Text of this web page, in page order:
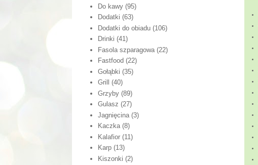
Do kawy (95)
Dodatki (63)
Dodatki do obiadu (106)
Drinki (41)
Fasola szparagowa (22)
Fastfood (22)
Gołąbki (35)
Grill
(40)
Grzyby (89)
Gulasz (27)
Jagnięcina (3)
Kaczka (8)
Kalafior (11)
Karp (13)
Kiszonki (2)